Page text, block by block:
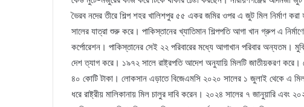
ভৈরব নদের তীরে শিল্প শহর খালিশপুর ৫৫ একর জমির ওপর এ জুট মিল নির্মাণ
সালের যাত্রা শুরু করে। পাকিস্তানের খ্যাতিমান শিল্পপতি আগা খান গ্রুপ এ
কর্পোরেশন। পাকিস্তানের সেই ২২ পরিবারের মধ্যে আগাখান পরিবার অন্যতম।
দেশ ত্যাগ করে। ১৯৭২ সালে রাষ্ট্রপতি আদেশ অনুযায়ি মিলটি জাতীয়করণ
৪০ কোটি টাকা। লোকসান এড়াতে বিজেএমসি ২০২০ সালের ১ জুলাই থেকে এ
ধরে রাষ্ট্রীয় মালিকানায় মিল চালুর দাবি করেন। ২০২৪ সালের ৭ জানুয়ারি এবং